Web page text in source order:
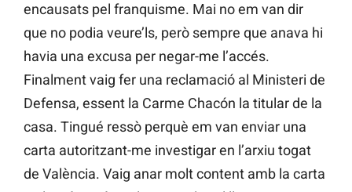
encausats pel franquisme. Mai no em van dir
que no podia veure’ls, però sempre que anava hi
havia una excusa per negar-me l’accés.
Finalment vaig fer una reclamació al Ministeri de
Defensa, essent la Carme Chacón la titular de la
casa. Tingué ressò perquè em van enviar una
carta autoritzant-me investigar en l’arxiu togat
de València. Vaig anar molt content amb la carta